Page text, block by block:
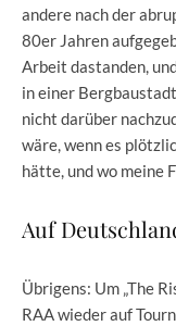
andere nach der
80er Jahren
Arbeit dastanden,
in einer
nicht darüber
wäre, wenn es
hätte, und wo meine
Auf
Übrigens: Um „The
RAA wieder auf